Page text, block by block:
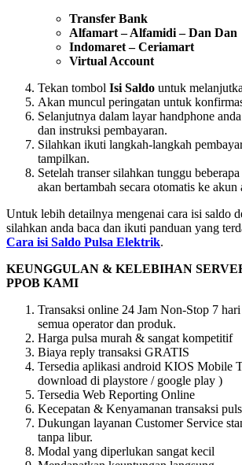
Transfer Bank
Alfamart – Alfamidi – Dan Dan
Indomaret – Ceriamart
Virtual Account
Tekan tombol Isi Saldo untuk
Akan muncul peringatan untuk
Selanjutnya dalam layar handphone
dan instruksi pembayaran.
Silahkan ikuti langkah-langkah
tampilkan.
Setelah transer silahkan tunggu
akan bertambah secara otomatis ke akun
Untuk lebih detailnya mengenai cara isi saldo
silahkan anda baca dan ikuti panduan yang
Cara isi Saldo Pulsa Elektrik.
KEUNGGULAN & KELEBIHAN
PPOB KAMI
Transaksi online 24 Jam Non-Stop 7
semua operator dan produk.
Harga pulsa murah & sangat kompetitif
Biaya reply transaksi GRATIS
Tersedia aplikasi android KIOS Mobile
download di playstore / google play )
Tersedia Web Reporting Online
Kecepatan & Kenyamanan transaksi
Dukungan layanan Customer Service
tanpa libur.
Modal yang diperlukan sangat kecil